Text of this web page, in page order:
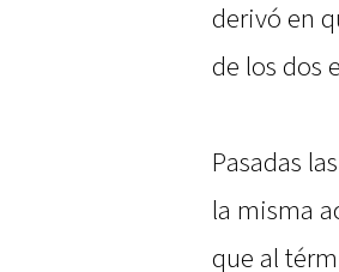
derivó en
de los dos
Pasadas
la misma
que al